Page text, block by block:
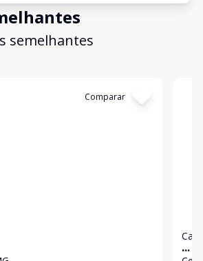
semelhantes
Comparar
Casa
...